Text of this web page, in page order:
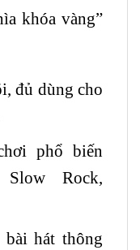
khóa vàng”
đủ dùng cho
phổ biến
Slow Rock,
hát thông